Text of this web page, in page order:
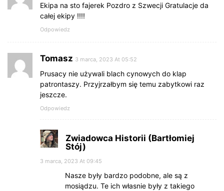
Ekipa na sto fajerek Pozdro z Szwecji Gratulacje da
całej ekipy !!!!
Odpowiedz
Tomasz 3 marca, 2023 At 05:52
Prusacy nie używali blach cynowych do klap
patrontaszy. Przyjrzałbym się temu zabytkowi raz
jeszcze.
Odpowiedz
Zwiadowca Historii (Bartłomiej
Stój)
3 marca, 2023 At 09:45
Nasze były bardzo podobne, ale są z
mosiądzu. Te ich własnie były z takiego